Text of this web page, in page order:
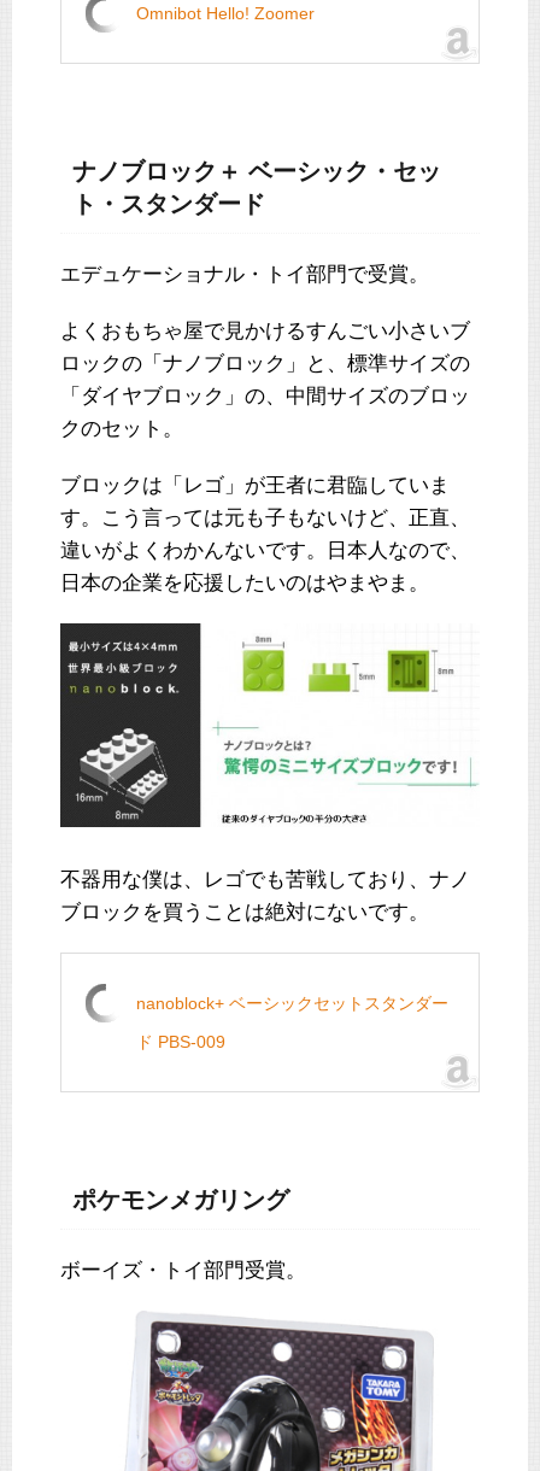
Omnibot Hello! Zoomer
ナノブロック＋ ベーシック・セッ
ト・スタンダード
エデュケーショナル・トイ部門で受賞。
よくおもちゃ屋で見かけるすんごい小さいブ
ロックの「ナノブロック」と、標準サイズの
「ダイヤブロック」の、中間サイズのブロッ
クのセット。
ブロックは「レゴ」が王者に君臨していま
す。こう言っては元も子もないけど、正直、
違いがよくわかんないです。日本人なので、
日本の企業を応援したいのはやまやま。
不器用な僕は、レゴでも苦戦しており、ナノ
ブロックを買うことは絶対にないです。
nanoblock+ ベーシックセットスタンダー
ド PBS-009
ポケモンメガリング
ボーイズ・トイ部門受賞。